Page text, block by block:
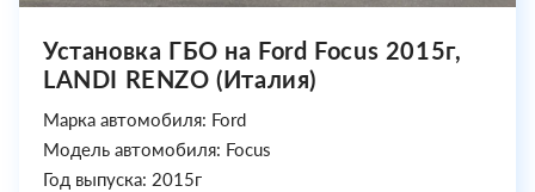
Установка ГБО на Ford Focus 2015г,
LANDI RENZO (Италия)
Марка автомобиля: Ford
Модель автомобиля: Focus
Год выпуска: 2015г